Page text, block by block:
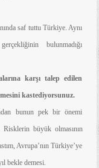
saf tuttu Türkiye. Aynı
bulunmadığı
karşı talep edilen
kastediyorsunuz.
bunun pek bir önemi
Risklerin büyük olmasının
Avrupa’nın Türkiye’ye
bekle demesi.